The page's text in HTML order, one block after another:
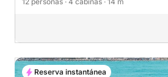
Reserva instantánea